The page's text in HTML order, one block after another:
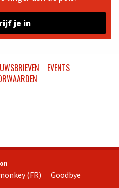
je in
EVENTS
(FR) Goodbye